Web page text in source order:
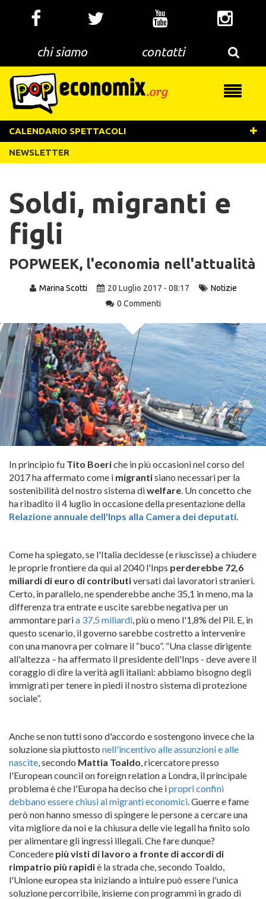
chi siamo contatti
Toggle
CALENDARIO SPETTACOLI
NEWSLETTER
Soldi, migranti e
figli
POPWEEK, l'economia nell'attualità
Marina Scotti 20 Luglio 2017 - 08:17
Notizie
0 Commenti
In principio fu Tito Boeriche in più occasioni nel corso del
2017 ha affermato come i migrantisiano necessari per la
sostenibilità del nostro sistema diwelfare . Un concetto che
ha ribadito il 4 luglio in occasione della presentazione della
Relazione annuale dell'Inps alla Camera dei deputati
Come ha spiegato, se l'Italia decidesse (e riuscisse) a chiudere
le proprie frontiere da qui al 2040 l'Inps perderebbe 72,6
miliardi di euro di contributiversati dai lavoratori stranieri.
Certo, in parallelo, ne spenderebbe anche 35,1 in meno, ma la
differenza tra entrate e uscite sarebbe negativa per un
ammontare paria 37,5 miliardi , più o meno l'1,8% del Pil. E, in
questo scenario, il governo sarebbe costretto a intervenire
con una manovra per colmare il “buco”. “Una classe dirigente
all'altezza – ha affermato il presidente dell'Inps - deve avere il
coraggio di dire la verità agli italiani: abbiamo bisogno degli
immigrati per tenere in piedi il nostro sistema di protezione
sociale”.
Anche se non tutti sono d'accordo e sostengono invece che la
soluzione sia piuttosto nell'incentivo alle assunzioni e alle
nascite , secondo Mattia Toaldo , ricercatore presso
l'European council on foreign relation a Londra, il principale
problema è che l'Europa ha deciso che ipropri confini
debbano essere chiusi ai migranti economici . Guerre e fame
però non hanno smesso di spingere le persone a cercare una
vita migliore da noi e la chiusura delle vie legali ha finito solo
per alimentare gli ingressi illegali. Che fare dunque?
Concedere più visti di lavoro a fronte di accordi di
rimpatrio più rapidiè la strada che, secondo Toaldo,
l'Unione europea sta iniziando a intuire può essere l'unica
soluzione percorribile, insieme con programmi in grado di